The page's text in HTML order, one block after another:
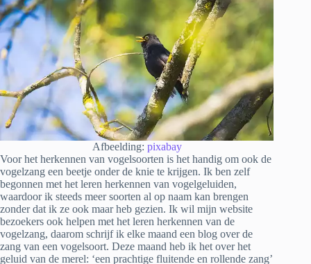
Afbeelding: pixabay
Voor het herkennen van vogelsoorten is het handig om ook de
vogelzang een beetje onder de knie te krijgen. Ik ben zelf
begonnen met het leren herkennen van vogelgeluiden,
waardoor ik steeds meer soorten al op naam kan brengen
zonder dat ik ze ook maar heb gezien. Ik wil mijn website
bezoekers ook helpen met het leren herkennen van de
vogelzang, daarom schrijf ik elke maand een blog over de
zang van een vogelsoort. Deze maand heb ik het over het
geluid van de merel: ‘een prachtige fluitende en rollende zang’